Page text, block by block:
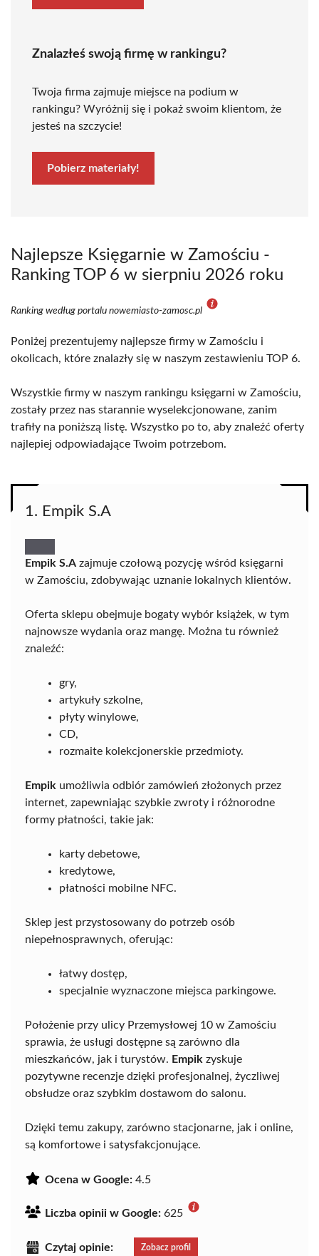
Znalazłeś swoją firmę w rankingu?
Twoja firma zajmuje miejsce na podium w
rankingu? Wyróżnij się i pokaż swoim klientom, że
jesteś na szczycie!
Pobierz materiały!
Najlepsze Księgarnie w Zamościu -
Ranking TOP 6 w sierpniu 2026 roku
Ranking według portalu nowemiasto-zamosc.pl
Poniżej prezentujemy najlepsze firmy w Zamościu i
okolicach, które znalazły się w naszym zestawieniu TOP 6.
Wszystkie firmy w naszym rankingu księgarni w Zamościu,
zostały przez nas starannie wyselekcjonowane, zanim
trafiły na poniższą listę. Wszystko po to, aby znaleźć oferty
najlepiej odpowiadające Twoim potrzebom.
1. Empik S.A
Empik S.A zajmuje czołową pozycję wśród księgarni
w Zamościu, zdobywając uznanie lokalnych klientów.
Oferta sklepu obejmuje bogaty wybór książek, w tym
najnowsze wydania oraz mangę. Można tu również
znaleźć:
gry,
artykuły szkolne,
płyty winylowe,
CD,
rozmaite kolekcjonerskie przedmioty.
Empik umożliwia odbiór zamówień złożonych przez
internet, zapewniając szybkie zwroty i różnorodne
formy płatności, takie jak:
karty debetowe,
kredytowe,
płatności mobilne NFC.
Sklep jest przystosowany do potrzeb osób
niepełnosprawnych, oferując:
łatwy dostęp,
specjalnie wyznaczone miejsca parkingowe.
Położenie przy ulicy Przemysłowej 10 w Zamościu
sprawia, że usługi dostępne są zarówno dla
mieszkańców, jak i turystów. Empik zyskuje
pozytywne recenzje dzięki profesjonalnej, życzliwej
obsłudze oraz szybkim dostawom do salonu.
Dzięki temu zakupy, zarówno stacjonarne, jak i online,
są komfortowe i satysfakcjonujące.
Ocena w Google: 4.5
Liczba opinii w Google: 625
Czytaj opinie: Zobacz profil